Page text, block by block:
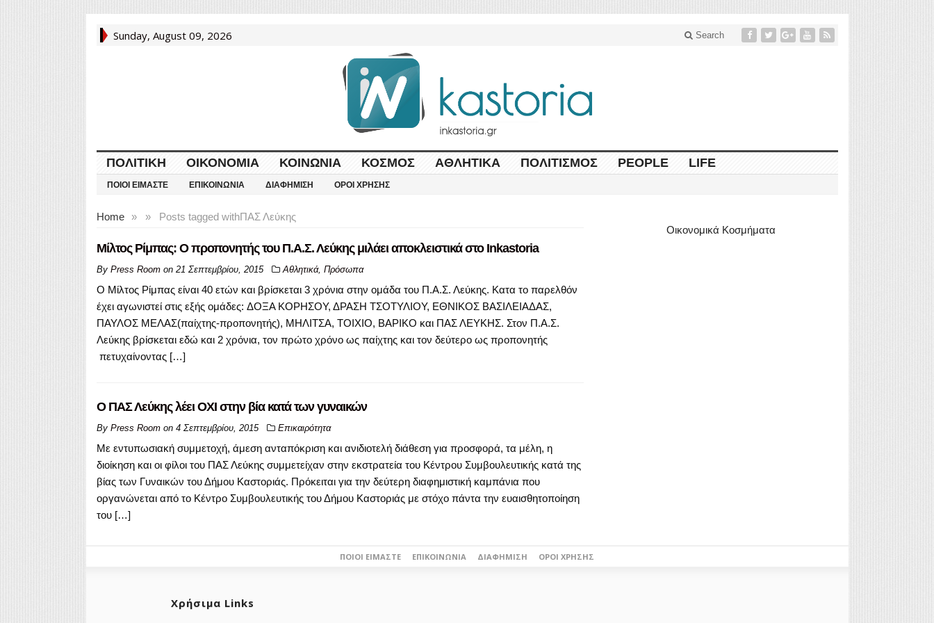
Sunday, August 09, 2026 Search
ΠΟΛΙΤΙΚΉ ΟΙΚΟΝΟΜΊΑ ΚΟΙΝΩΝΊΑ ΚΌΣΜΟΣ ΑΘΛΗΤΙΚΆ ΠΟΛΙΤΙΣΜΌΣ PEOPLE LIFE
ΠΟΙΟΙ ΕΊΜΑΣΤΕ ΕΠΙΚΟΙΝΩΝΊΑ ΔΙΑΦΉΜΙΣΗ ΌΡΟΙ ΧΡΉΣΗΣ
Home » Posts tagged with
» ΠΑΣ Λεύκης
Μίλτος Ρίμπας: Ο προπονητής του Π.Α.Σ. Λεύκης μιλάει αποκλειστικά στο Inkastoria
By Press Roomon 21 Σεπτεμβρίου, 2015 Αθλητικά, Πρόσωπα
O Μίλτος Ρίμπας είναι 40 ετών και βρίσκεται 3 χρόνια στην ομάδα του Π.Α.Σ. Λεύκης. Κατα το παρελθόν
έχει αγωνιστεί στις εξής ομάδες: ΔΟΞΑ ΚΟΡΗΣΟΥ, ΔΡΑΣΗ ΤΣΟΤΥΛΙΟΥ, ΕΘΝΙΚΟΣ ΒΑΣΙΛΕΙΑΔΑΣ,
ΠΑΥΛΟΣ ΜΕΛΑΣ(παίχτης-προπονητής), ΜΗΛΙΤΣΑ, ΤΟΙΧΙΟ, ΒΑΡΙΚΟ και ΠΑΣ ΛΕΥΚΗΣ. Στον Π.Α.Σ.
Λεύκης βρίσκεται εδώ και 2 χρόνια, τον πρώτο χρόνο ως παίχτης και τον δεύτερο ως προπονητής
πετυχαίνοντας […]
Ο ΠΑΣ Λεύκης λέει ΟΧΙ στην βία κατά των γυναικών
By Press Roomon 4 Σεπτεμβρίου, 2015 Επικαιρότητα
Με εντυπωσιακή συμμετοχή, άμεση ανταπόκριση και ανιδιοτελή διάθεση για προσφορά, τα μέλη, η
διοίκηση και οι φίλοι του ΠΑΣ Λεύκης συμμετείχαν στην εκστρατεία του Κέντρου Συμβουλευτικής κατά της
βίας των Γυναικών του Δήμου Καστοριάς. Πρόκειται για την δεύτερη διαφημιστική καμπάνια που
οργανώνεται από το Κέντρο Συμβουλευτικής του Δήμου Καστοριάς με στόχο πάντα την ευαισθητοποίηση
του […]
Οικονομικά Κοσμήματα
ΠΟΙΟΙ ΕΊΜΑΣΤΕ ΕΠΙΚΟΙΝΩΝΊΑ ΔΙΑΦΉΜΙΣΗ ΌΡΟΙ ΧΡΉΣΗΣ
Χρήσιμα Links